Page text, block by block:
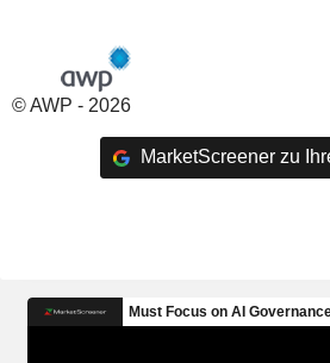
© AWP - 2026
MarketScreener zu